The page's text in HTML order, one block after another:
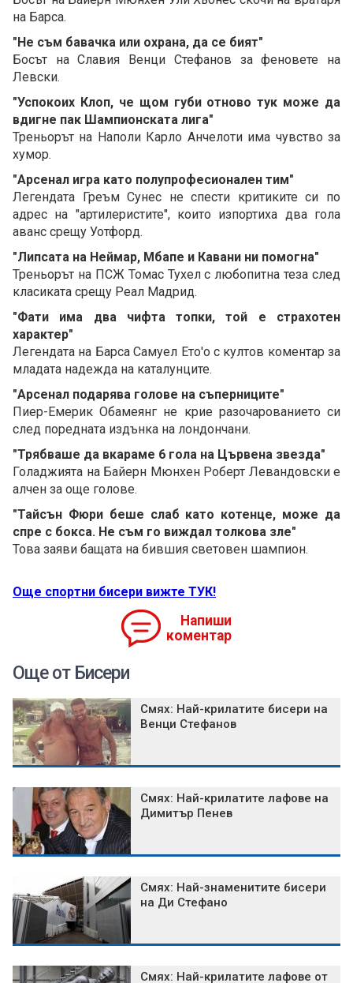
на Барса.
"Не съм бавачка или охрана, да се бият"
Босът на Славия Венци Стефанов за феновете на
Левски.
"Успокоих Клоп, че щом губи отново тук може да
вдигне пак Шампионската лига"
Треньорът на Наполи Карло Анчелоти има чувство за
хумор.
"Арсенал игра като полупрофесионален тим"
Легендата Греъм Сунес не спести критиките си по
адрес на "артилеристите", които изпортиха два гола
аванс срещу Уотфорд.
"Липсата на Неймар, Мбапе и Кавани ни помогна"
Треньорът на ПСЖ Томас Тухел с любопитна теза след
класиката срещу Реал Мадрид.
"Фати има два чифта топки, той е страхотен
характер"
Легендата на Барса Самуел Ето'о с култов коментар за
младата надежда на каталунците.
"Арсенал подарява голове на съперниците"
Пиер-Емерик Обамеянг не крие разочарованието си
след поредната издънка на лондончани.
"Трябваше да вкараме 6 гола на Цървена звезда"
Голаджията на Байерн Мюнхен Роберт Левандовски е
алчен за още голове.
"Тайсън Фюри беше слаб като котенце, може да
спре с бокса. Не съм го виждал толкова зле"
Това заяви бащата на бившия световен шампион.
Още спортни бисери вижте ТУК!
Напиши
коментар
Още от Бисери
Смях: Най-крилатите бисери на
Венци Стефанов
Смях: Най-крилатите лафове на
Димитър Пенев
Смях: Най-знаменитите бисери
на Ди Стефано
Смях: Най-крилатите лафове от